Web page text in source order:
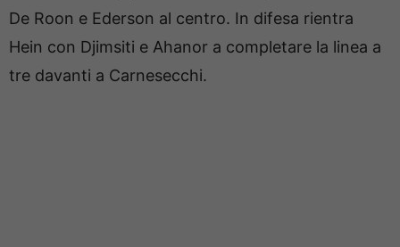
De Roon e Ederson al centro. In difesa rientra
Hein con Djimsiti e Ahanor a completare la linea a
tre davanti a Carnesecchi.